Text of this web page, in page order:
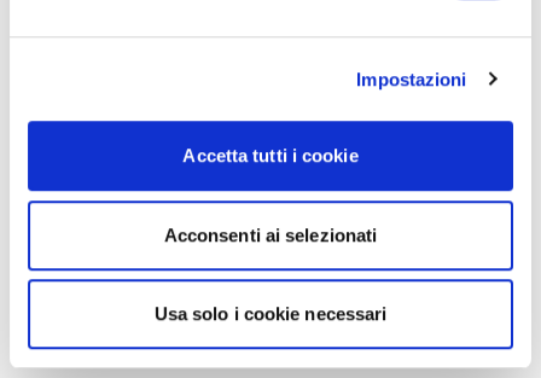
Impostazioni
Accetta tutti i cookie
Acconsenti ai selezionati
Usa solo i cookie necessari